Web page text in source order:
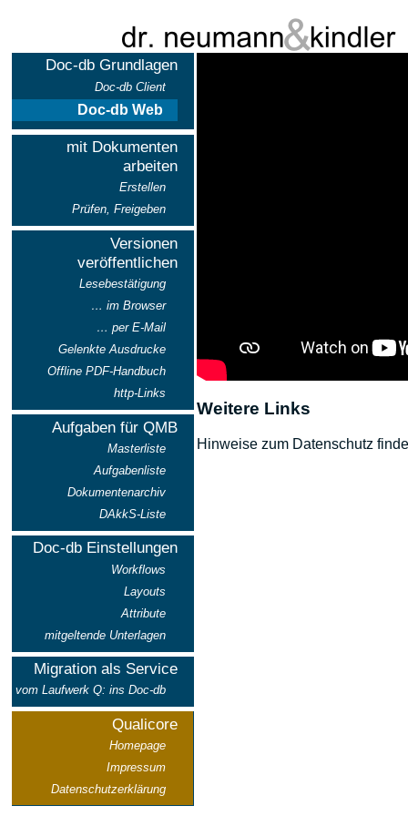
Doc-db Grundlagen
Doc-db Client
Doc-db Web
mit Dokumenten
arbeiten
Erstellen
Prüfen, Freigeben
Versionen
veröffentlichen
Lesebestätigung
… im Browser
… per E-Mail
Gelenkte Ausdrucke
Offline PDF-Handbuch
http-Links
Aufgaben für QMB
Masterliste
Aufgabenliste
Dokumentenarchiv
DAkkS-Liste
Doc-db Einstellungen
Workflows
Layouts
Attribute
mitgeltende Unterlagen
Migration als Service
vom Laufwerk Q: ins Doc-db
Qualicore
Homepage
Impressum
Datenschutzerklärung
Weitere Links
Hinweise zum Datenschutz